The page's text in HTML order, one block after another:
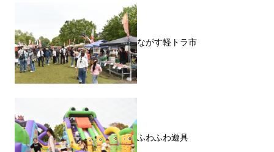
ながす軽トラ市
ふわふわ遊具